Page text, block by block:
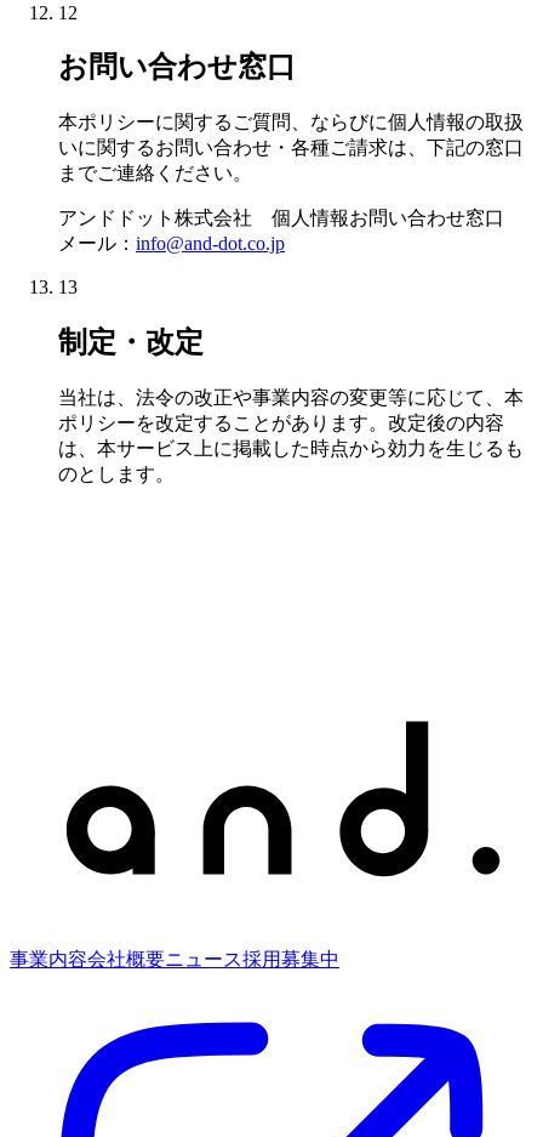
12
お問い合わせ窓口
本ポリシーに関するご質問、ならびに個人情報の取扱
いに関するお問い合わせ・各種ご請求は、下記の窓口
までご連絡ください。
アンドドット株式会社 個人情報お問い合わせ窓口
メール： info@and-dot.co.jp
13
制定・改定
当社は、法令の改正や事業内容の変更等に応じて、本
ポリシーを改定することがあります。改定後の内容
は、本サービス上に掲載した時点から効力を生じるも
のとします。
事業内容会社概要ニュース採用募集中